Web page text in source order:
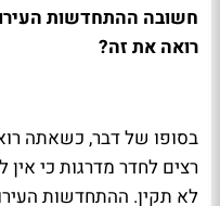
חשובה ההתחדשות
רואה את זה?
בסופו של דבר, כשאתה
רצים לחדר מדרגות כי
לא תקין. ההתחדשות